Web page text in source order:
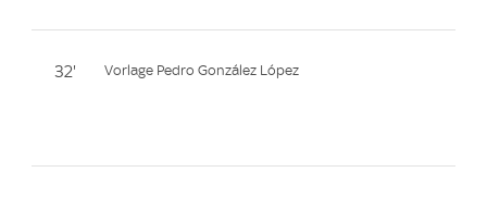
32' Vorlage Pedro González López